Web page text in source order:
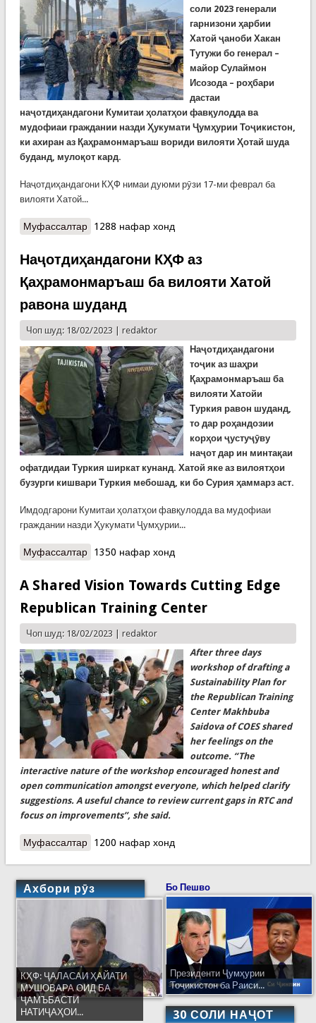
соли 2023 генерали
гарнизони ҳарбии
Хатой ҷаноби Хакан
Тутужи бо генерал –
майор Сулаймон
Исозода – роҳбари
дастаи
наҷотдиҳандагони Кумитаи ҳолатҳои фавқулодда ва
мудофиаи граждании назди Ҳукумати Ҷумҳурии Тоҷикистон,
ки ахиран аз Қаҳрамонмаръаш вориди вилояти Ҳотай шуда
буданд, мулоқот кард.
Наҷотдиҳандагони КҲФ нимаи дуюми рӯзи 17-ми феврал ба
вилояти Хатой...
Муфассалтаро Мулоқот бо наҷотдиҳандагони тоҷик дар
1288 нафар хонд
Наҷотдиҳандагони КҲФ аз
Қаҳрамонмаръаш ба вилояти Хатой
равона шуданд
Чоп шуд: 18/02/2023 | redaktor
Наҷотдиҳандагони
тоҷик аз шаҳри
Қаҳрамонмаръаш ба
вилояти Хатойи
Туркия равон шуданд,
то дар роҳандозии
корҳои ҷустуҷӯву
наҷот дар ин минтақаи
офатдидаи Туркия ширкат кунанд. Хатой яке аз вилоятҳои
бузурги кишвари Туркия мебошад, ки бо Сурия ҳаммарз аст.
Имдодгарони Кумитаи ҳолатҳои фавқулодда ва мудофиаи
граждании назди Ҳукумати Ҷумҳурии...
Муфассалтаро Наҷотдиҳандагони КҲФ аз Қаҳрамонмаръаш
1350 нафар хонд
A Shared Vision Towards Cutting Edge
Republican Training Center
Чоп шуд: 18/02/2023 | redaktor
After three days
workshop of drafting a
Sustainability Plan for
the Republican Training
Center Makhbuba
Saidova of COES shared
her feelings on the
outcome. “The
interactive nature of the workshop encouraged honest and
open communication amongst everyone, which helped clarify
suggestions. A useful chance to review current gaps in RTC and
focus on improvements”, she said.
Муфассалтаро A Shared Vision Towards Cutting Edge Republican
1200 нафар хонд
Ахбори рӯз
КҲФ: ҶАЛАСАИ ҲАЙАТИ
МУШОВАРА ОИД БА
ҶАМЪБАСТИ
НАТИҶАҲОИ...
Бо Пешво
Президенти Ҷумҳурии
Тоҷикистон ба Раиси...
30 СОЛИ НАҶОТ